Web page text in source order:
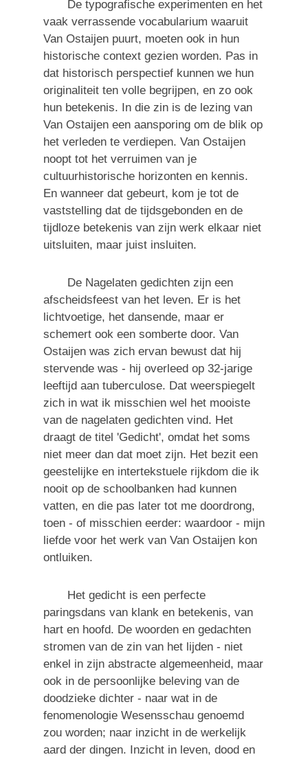
De typografische experimenten en het
vaak verrassende vocabularium waaruit
Van Ostaijen puurt, moeten ook in hun
historische context gezien worden. Pas in
dat historisch perspectief kunnen we hun
originaliteit ten volle begrijpen, en zo ook
hun betekenis. In die zin is de lezing van
Van Ostaijen een aansporing om de blik op
het verleden te verdiepen. Van Ostaijen
noopt tot het verruimen van je
cultuurhistorische horizonten en kennis.
En wanneer dat gebeurt, kom je tot de
vaststelling dat de tijdsgebonden en de
tijdloze betekenis van zijn werk elkaar niet
uitsluiten, maar juist insluiten.
De Nagelaten gedichten zijn een
afscheidsfeest van het leven. Er is het
lichtvoetige, het dansende, maar er
schemert ook een somberte door. Van
Ostaijen was zich ervan bewust dat hij
stervende was - hij overleed op 32-jarige
leeftijd aan tuberculose. Dat weerspiegelt
zich in wat ik misschien wel het mooiste
van de nagelaten gedichten vind. Het
draagt de titel 'Gedicht', omdat het soms
niet meer dan dat moet zijn. Het bezit een
geestelijke en intertekstuele rijkdom die ik
nooit op de schoolbanken had kunnen
vatten, en die pas later tot me doordrong,
toen - of misschien eerder: waardoor - mijn
liefde voor het werk van Van Ostaijen kon
ontluiken.
Het gedicht is een perfecte
paringsdans van klank en betekenis, van
hart en hoofd. De woorden en gedachten
stromen van de zin van het lijden - niet
enkel in zijn abstracte algemeenheid, maar
ook in de persoonlijke beleving van de
doodzieke dichter - naar wat in de
fenomenologie Wesensschau genoemd
zou worden; naar inzicht in de werkelijk
aard der dingen. Inzicht in leven, dood en